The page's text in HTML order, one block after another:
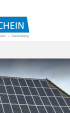
We use
essential,
experience.
personalized